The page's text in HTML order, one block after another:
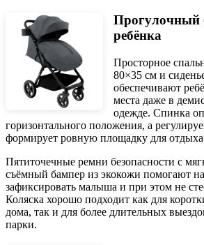
Прогулочный
ребёнка
Просторное
80×35 см и
обеспечивают
места даже в
одежде. Спинка
горизонтального положения, а
формирует ровную площадку для
Пятиточечные ремни безопасности с
съёмный бампер из экокожи помогают
зафиксировать малыша и при этом не
Коляска хорошо подходит как для
дома, так и для более длительных
парки.